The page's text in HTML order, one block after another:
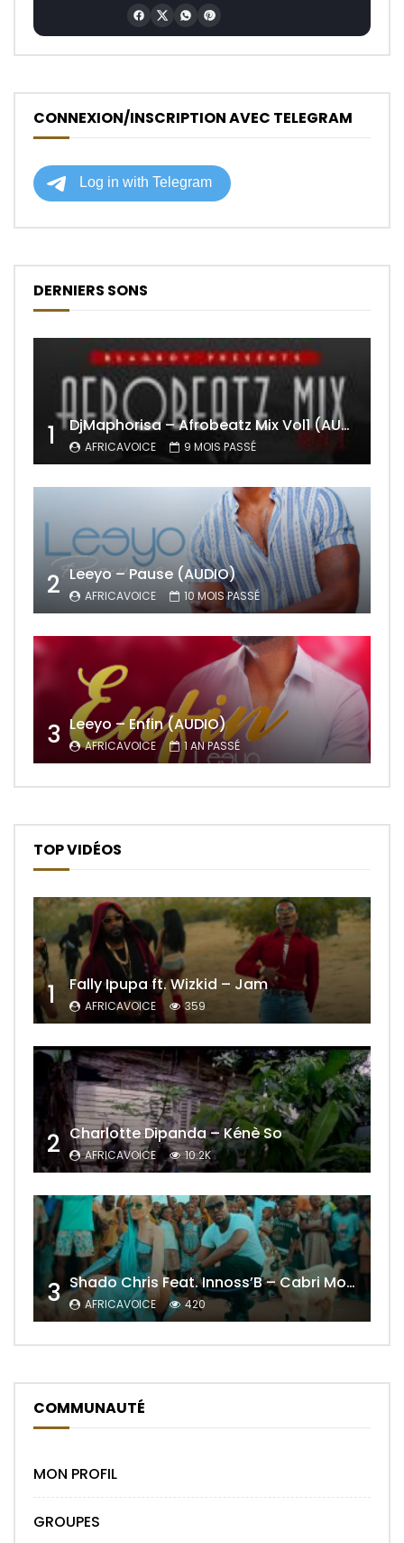
CONNEXION/INSCRIPTION AVEC TELEGRAM
DERNIERS SONS
1 DjMaphorisa – Afrobeatz Mix Vol1 (AUDIO)
AFRICAVOICE 9 MOIS PASSÉ
2 Leeyo – Pause (AUDIO)
AFRICAVOICE 10 MOIS PASSÉ
3 Leeyo – Enfin (AUDIO)
AFRICAVOICE 1 AN PASSÉ
TOP VIDÉOS
1 Fally Ipupa ft. Wizkid – Jam
AFRICAVOICE 359
2 Charlotte Dipanda – Kénè So
AFRICAVOICE 10.2K
3 Shado Chris Feat. Innoss’B – Cabri Mort (Remix)
AFRICAVOICE 420
COMMUNAUTÉ
MON PROFIL
GROUPES